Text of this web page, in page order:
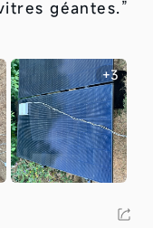
géantes.”
+3